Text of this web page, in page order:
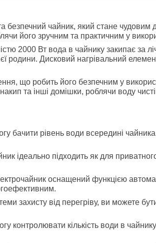
безпечний чайник, який стане
його зручним та практичним у
2000 Вт вода в чайнику закипає за
родини. Дисковий нагрівальний
що робить його безпечним у
та інші домішки, роблячи воду
бачити рівень води всередині
ідеально підходить як для
оснащений функцією
захисту від перегріву, ви можете
контролювати кількість води в